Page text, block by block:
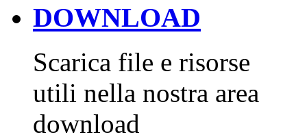
DOWNLOAD
Scarica file e risorse
utili nella nostra area
download